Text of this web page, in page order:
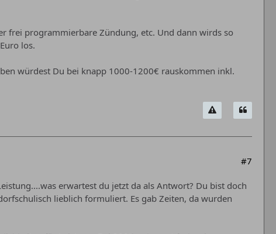
frei programmierbare Zündung, etc. Und dann wirds so
los.
würdest Du bei knapp 1000-1200€ rauskommen inkl.
#7
erwartest du jetzt da als Antwort? Du bist doch
lieblich formuliert. Es gab Zeiten, da wurden